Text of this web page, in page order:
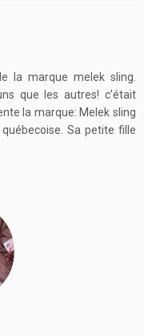
la marque melek sling.
que les autres! c’était
la marque: Melek sling
Sa petite fille